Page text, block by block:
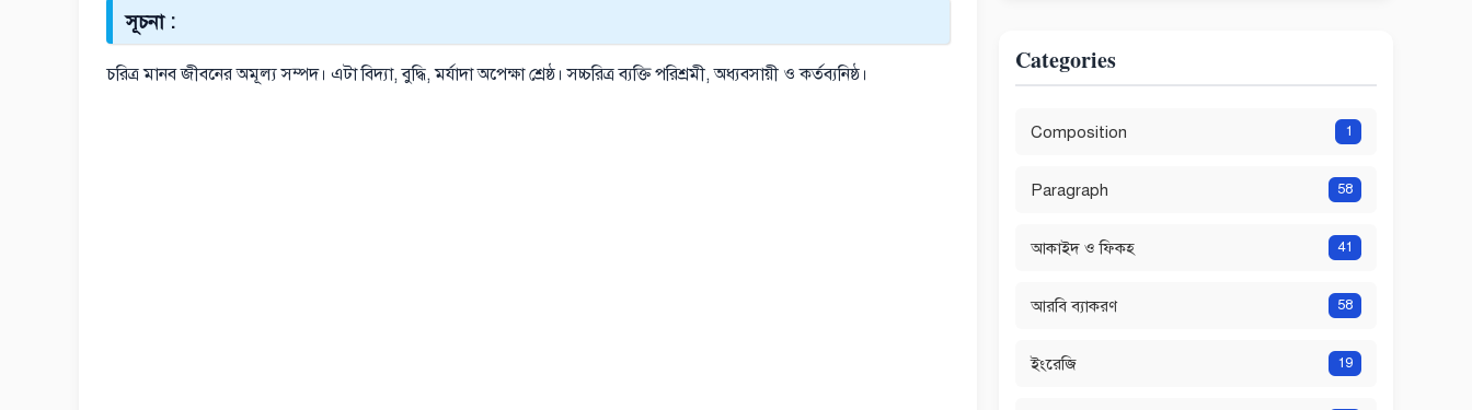
সূচনা :
চরিত্র মানব জীবনের অমূল্য সম্পদ। এটা বিদ্যা, বুদ্ধি, মর্যাদা অপেক্ষা শ্রেষ্ঠ। সচ্চরিত্র ব্যক্তি পরিশ্রমী, অধ্যবসায়ী ও কর্তব্যনিষ্ঠ। Categories
Composition 1
Paragraph 58
আকাইদ ও ফিকহ 41
আরবি ব্যাকরণ 58
ইংরেজি 19